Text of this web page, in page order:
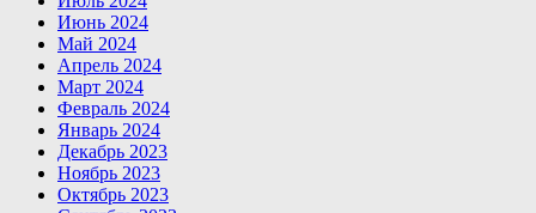
Июнь 2024
Май 2024
Апрель 2024
Март 2024
Февраль 2024
Январь 2024
Декабрь 2023
Ноябрь 2023
Октябрь 2023